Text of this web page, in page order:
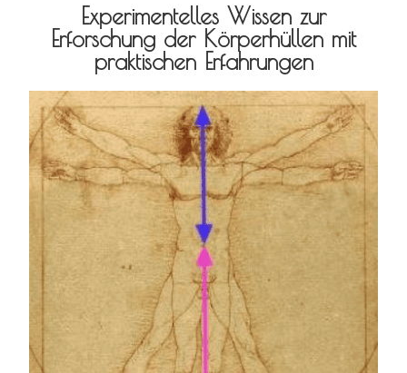
Experimentelles Wissen zur
Erforschung der Körperhüllen mit
praktischen Erfahrungen